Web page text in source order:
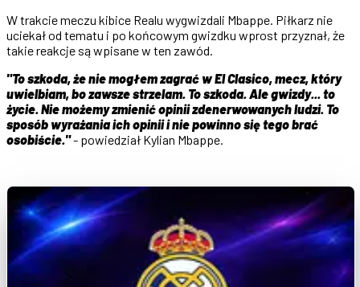
W trakcie meczu kibice Realu wygwizdali Mbappe. Piłkarz nie
uciekał od tematu i po końcowym gwizdku wprost przyznał, że
takie reakcje są wpisane w ten zawód.
"To szkoda, że nie mogłem zagrać w El Clasico, mecz, który
uwielbiam, bo zawsze strzelam. To szkoda. Ale gwizdy... to
życie. Nie możemy zmienić opinii zdenerwowanych ludzi. To
sposób wyrażania ich opinii i nie powinno się tego brać
osobiście."- powiedział Kylian Mbappe.